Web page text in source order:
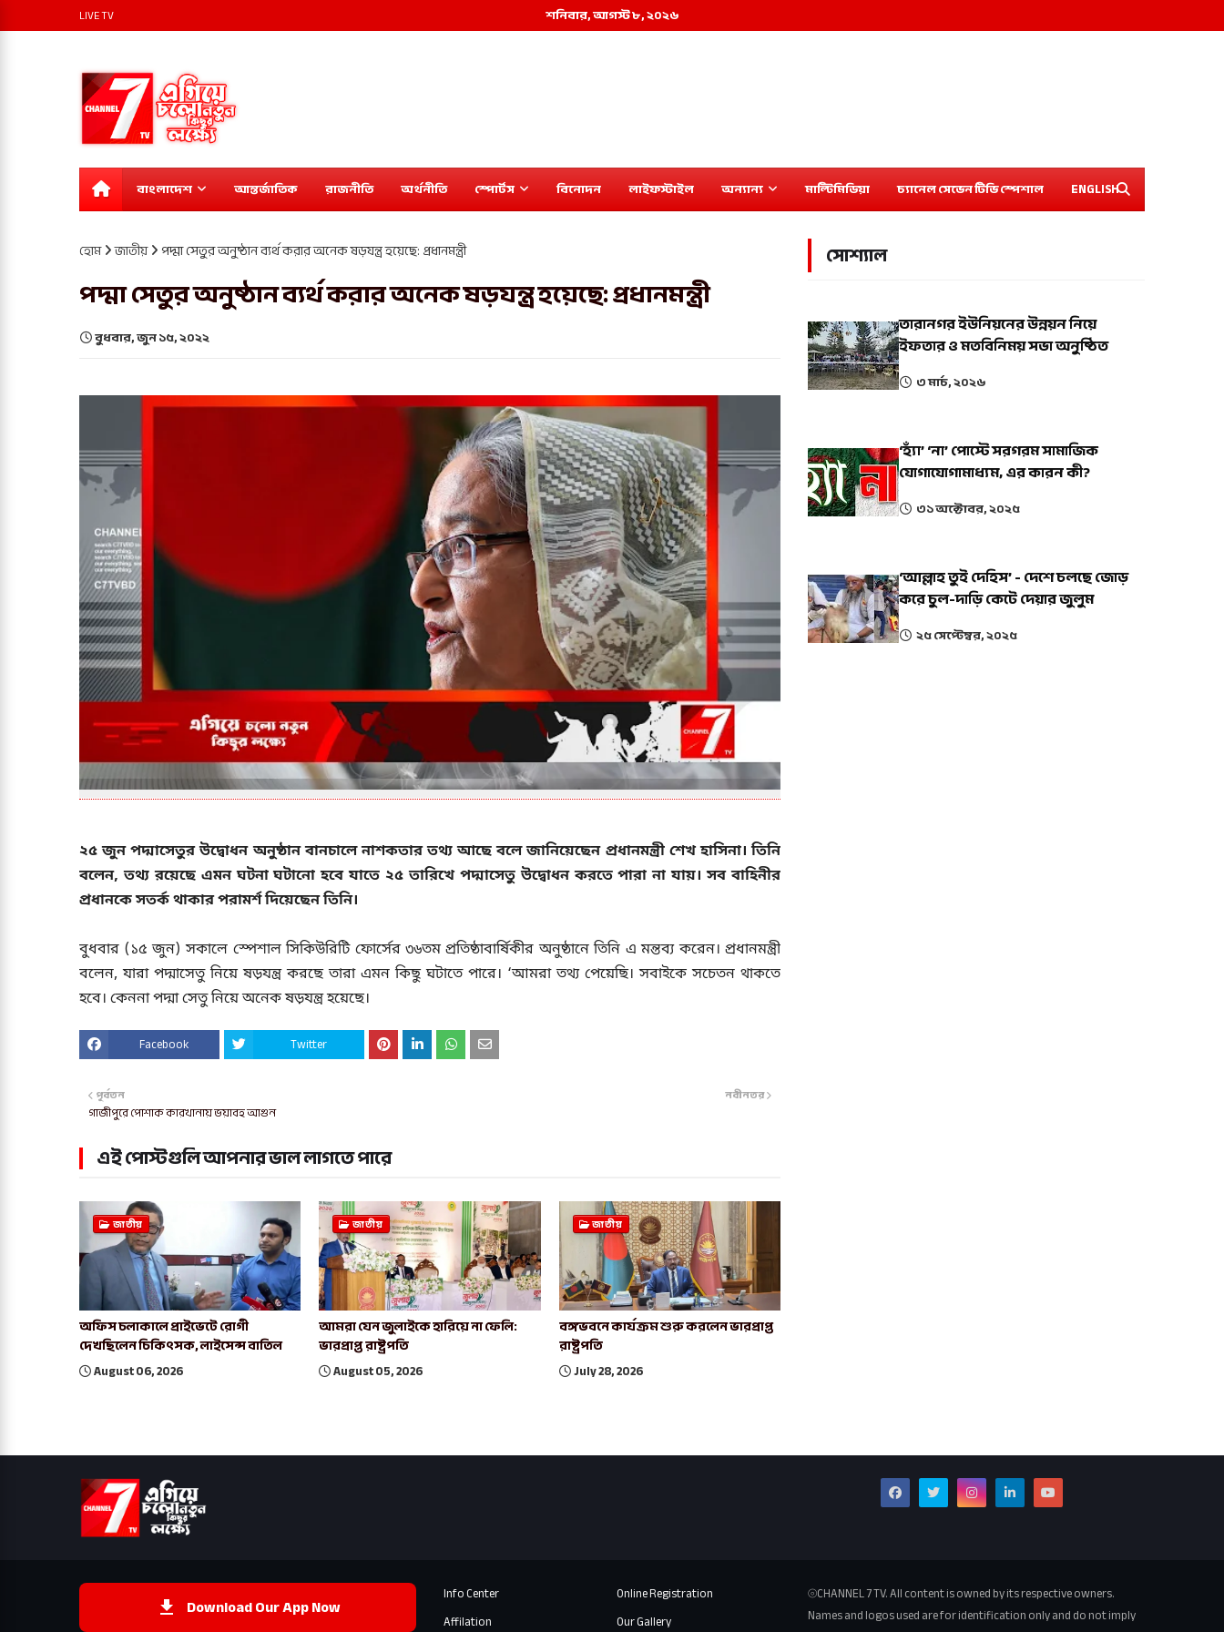
শনিবার, আগস্ট ৮, ২০২৬
LIVE TV
বাংলাদেশ আন্তর্জাতিক রাজনীতি অর্থনীতি স্পোর্টস বিনোদন লাইফস্টাইল অন্যান্য মাল্টিমিডিয়া চ্যানেল সেভেন টিভি স্পেশাল ENGLISH
হোম জাতীয় পদ্মা সেতুর অনুষ্ঠান ব্যর্থ করার অনেক ষড়যন্ত্র হয়েছে: প্রধানমন্ত্রী
পদ্মা সেতুর অনুষ্ঠান ব্যর্থ করার অনেক ষড়যন্ত্র হয়েছে: প্রধানমন্ত্রী
বুধবার, জুন ১৫, ২০২২
২৫ জুন পদ্মাসেতুর উদ্বোধন অনুষ্ঠান বানচালে নাশকতার তথ্য আছে বলে জানিয়েছেন প্রধানমন্ত্রী শেখ হাসিনা। তিনি
বলেন, তথ্য রয়েছে এমন ঘটনা ঘটানো হবে যাতে ২৫ তারিখে পদ্মাসেতু উদ্বোধন করতে পারা না যায়। সব বাহিনীর
প্রধানকে সতর্ক থাকার পরামর্শ দিয়েছেন তিনি।
বুধবার (১৫ জুন) সকালে স্পেশাল সিকিউরিটি ফোর্সের ৩৬তম প্রতিষ্ঠাবার্ষিকীর অনুষ্ঠানে তিনি এ মন্তব্য করেন। প্রধানমন্ত্রী
বলেন, যারা পদ্মাসেতু নিয়ে ষড়যন্ত্র করছে তারা এমন কিছু ঘটাতে পারে। ‘আমরা তথ্য পেয়েছি। সবাইকে সচেতন থাকতে
হবে। কেননা পদ্মা সেতু নিয়ে অনেক ষড়যন্ত্র হয়েছে।
Facebook Twitter
নবীনতর
পূর্বতন
গাজীপুরে পোশাক কারখানায় ভয়াবহ আগুন
এই পোস্টগুলি আপনার ভাল লাগতে পারে
জাতীয়
অফিস চলাকালে প্রাইভেটে রোগী
দেখছিলেন চিকিৎসক, লাইসেন্স বাতিল
August 06, 2026
জাতীয়
আমরা যেন জুলাইকে হারিয়ে না ফেলি:
ভারপ্রাপ্ত রাষ্ট্রপতি
August 05, 2026
জাতীয়
বঙ্গভবনে কার্যক্রম শুরু করলেন ভারপ্রাপ্ত
রাষ্ট্রপতি
July 28, 2026
সোশ্যাল
তারানগর ইউনিয়নের উন্নয়ন নিয়ে
ইফতার ও মতবিনিময় সভা অনুষ্ঠিত
৩ মার্চ, ২০২৬
‘হ্যাঁ’ ‘না’ পোস্টে সরগরম সামাজিক
যোগাযোগামাধ্যম, এর কারন কী?
৩১ অক্টোবর, ২০২৫
‘আল্লাহ তুই দেহিস’ - দেশে চলছে জোড়
করে চুল-দাড়ি কেটে দেয়ার জুলুম
২৫ সেপ্টেম্বর, ২০২৫
Download Our App Now Info Center
Online Registration
Affilation
Our Gallery
⦾CHANNEL 7 TV. All content is owned by its respective owners.
Names and logos used are for identification only and do not imply